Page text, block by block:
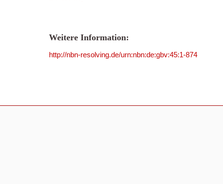
Weitere Information:
http://nbn-resolving.de/urn:nbn:de:gbv:45:1-874